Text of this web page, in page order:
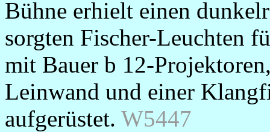
Bühne erhielt einen
sorgten Fischer-Leuchten
mit Bauer b 12-
Leinwand und einer
aufgerüstet. W5447